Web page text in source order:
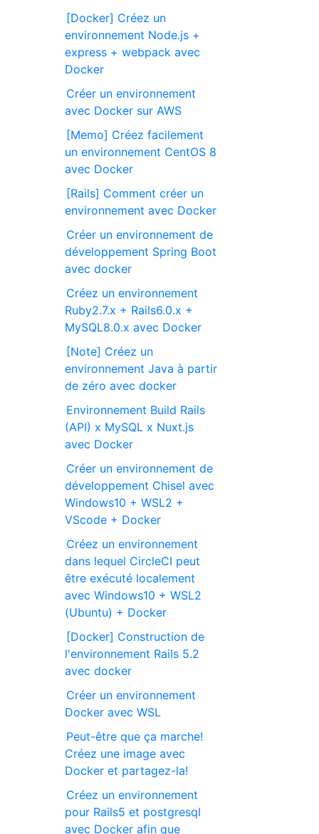
[Docker] Créez un
environnement Node.js +
express + webpack avec
Docker
Créer un environnement
avec Docker sur AWS
[Memo] Créez facilement
un environnement CentOS 8
avec Docker
[Rails] Comment créer un
environnement avec Docker
Créer un environnement de
développement Spring Boot
avec docker
Créez un environnement
Ruby2.7.x + Rails6.0.x +
MySQL8.0.x avec Docker
[Note] Créez un
environnement Java à partir
de zéro avec docker
Environnement Build Rails
(API) x MySQL x Nuxt.js
avec Docker
Créer un environnement de
développement Chisel avec
Windows10 + WSL2 +
VScode + Docker
Créez un environnement
dans lequel CircleCI peut
être exécuté localement
avec Windows10 + WSL2
(Ubuntu) + Docker
[Docker] Construction de
l'environnement Rails 5.2
avec docker
Créer un environnement
Docker avec WSL
Peut-être que ça marche!
Créez une image avec
Docker et partagez-la!
Créez un environnement
pour Rails5 et postgresql
avec Docker afin que